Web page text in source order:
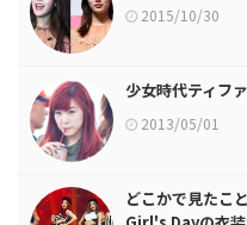
2015/10/30
少女時代ティフ
2013/05/01
どこかで見たこ